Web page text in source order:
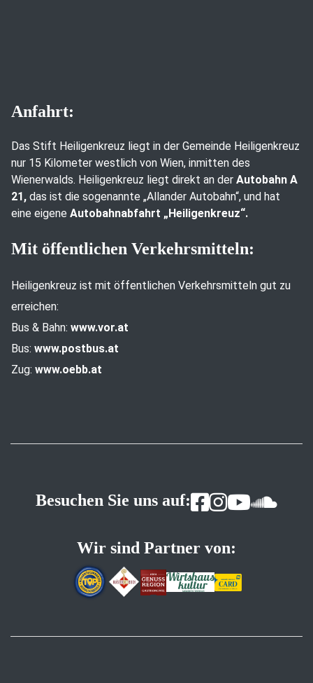
Anfahrt:
Das Stift Heiligenkreuz liegt in der Gemeinde Heiligenkreuz
nur 15 Kilometer westlich von Wien, inmitten des
Wienerwalds. Heiligenkreuz liegt direkt an der Autobahn A
21, das ist die sogenannte „Allander Autobahn“, und hat
eine eigene Autobahnabfahrt „Heiligenkreuz“.
Mit öffentlichen Verkehrsmitteln:
Heiligenkreuz ist mit öffentlichen Verkehrsmitteln gut zu
erreichen:
Bus & Bahn: www.vor.at
Bus: www.postbus.at
Zug: www.oebb.at
Besuchen Sie uns auf:
Wir sind Partner von: